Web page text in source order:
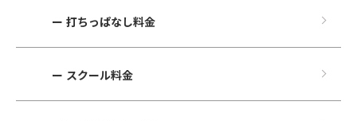
ー 打ちっぱなし料⾦
ー スクール料金